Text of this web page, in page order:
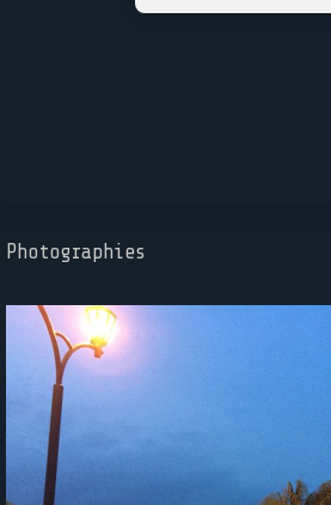
Photographies